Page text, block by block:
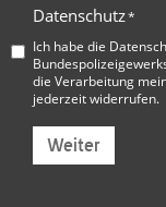
Datenschutz*
Ich habe die
die Verarbeitung
jederzeit widerrufen.
Weiter